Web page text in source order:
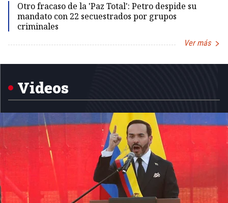
Otro fracaso de la 'Paz Total': Petro despide su
mandato con 22 secuestrados por grupos
criminales
Ver más
1
Videos